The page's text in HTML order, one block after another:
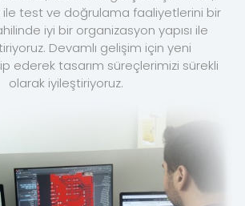
test ve doğrulama faaliyetlerini bir
iyi bir organizasyon yapısı ile
Devamlı gelişim için yeni
ederek tasarım süreçlerimizi sürekli
olarak iyileştiriyoruz.